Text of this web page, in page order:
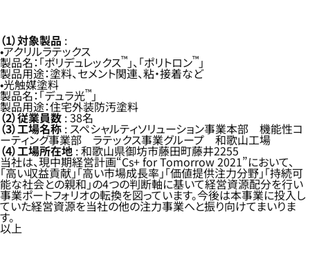
（1）対象製品 :
アクリルラテックス
製品名：「ポリデュレックス™ 」、「ポリトロン™ 」
製品用途：塗料、セメント関連、粘・接着など
光触媒塗料
製品名：「デュラ光™ 」
製品用途：住宅外装防汚塗料
（2）従業員数 : 38名
（3）工場名称 : スペシャルティソリューション事業本部 機能性コ
ーティング事業部 ラテックス事業グループ 和歌山工場
（4）工場所在地: 和歌山県御坊市藤田町藤井2255
当社は、現中期経営計画“Cs+ for Tomorrow 2021”において、
「高い収益貢献」「高い市場成長率」「価値提供注力分野」「持続可
能な社会との親和」の4つの判断軸に基いて経営資源配分を行い
事業ポートフォリオの転換を図っています。今後は本事業に投入し
ていた経営資源を当社の他の注力事業へと振り向けてまいりま
す。
以上